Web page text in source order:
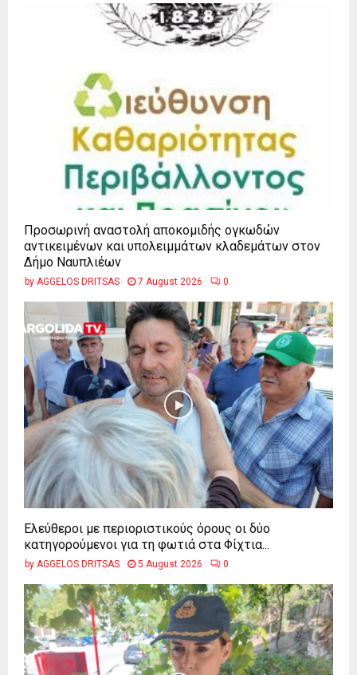
Προσωρινή αναστολή αποκομιδής ογκωδών
αντικειμένων και υπολειμμάτων κλαδεμάτων στον
Δήμο Ναυπλιέων
by AGGELOS DRITSAS 7 August 2026 0
Ελεύθεροι με περιοριστικούς όρους οι δύο
κατηγορούμενοι για τη φωτιά στα Φίχτια...
by AGGELOS DRITSAS 5 August 2026 0